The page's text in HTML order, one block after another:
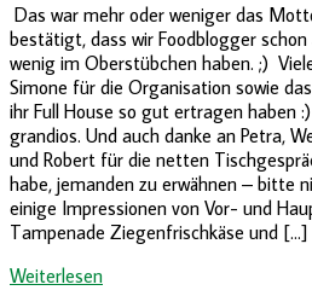
Das war mehr oder weniger das
bestätigt, dass wir Foodblogger
wenig im Oberstübchen haben. ;)
Simone für die Organisation sowie
ihr Full House so gut ertragen haben
grandios. Und auch danke an Petra,
und Robert für die netten
habe, jemanden zu erwähnen –
einige Impressionen von Vor- und
Tampenade Ziegenfrischkäse und […]
Weiterlesen